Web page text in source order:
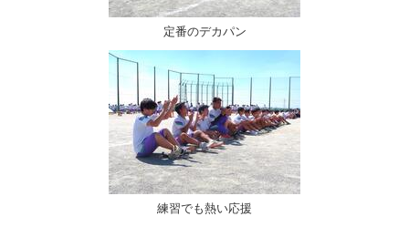
定番のデカパン
練習でも熱い応援